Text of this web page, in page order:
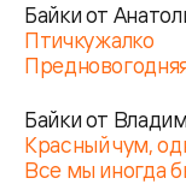
Байки от
Птичку жалко
Байки от
Красный чум,
Все мы иногда